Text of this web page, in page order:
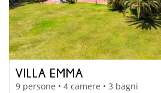
VILLA EMMA
9 persone • 4 camere • 3 bagni